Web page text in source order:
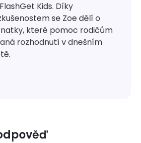
Kids. Díky
se Zoe dělí o
které pomoc rodičům
rozhodnutí v dnešním